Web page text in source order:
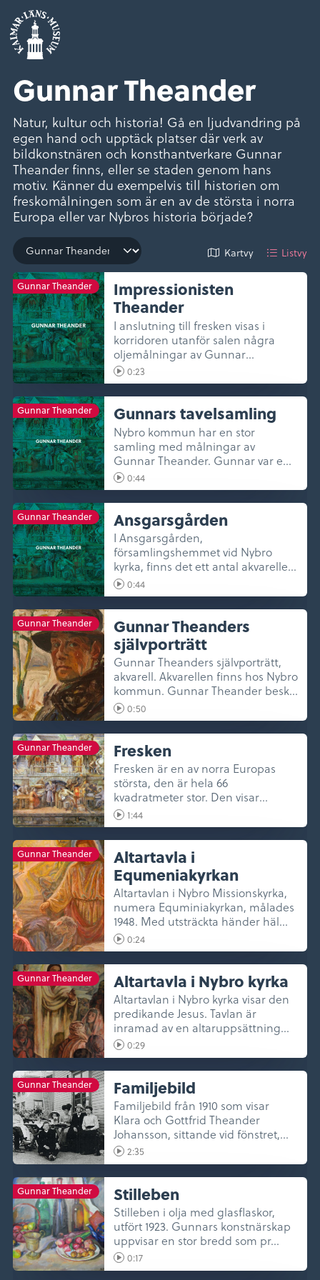
Gunnar Theander
Natur, kultur och historia! Gå en ljudvandring på
egen hand och upptäck platser där verk av
bildkonstnären och konsthantverkare Gunnar
Theander finns, eller se staden genom hans
motiv. Känner du exempelvis till historien om
freskomålningen som är en av de största i norra
Europa eller var Nybros historia började?
Kartvy Listvy
Gunnar Theander Impressionisten
Theander
I anslutning till fresken visas i
korridoren utanför salen några
oljemålningar av Gunnar
Theander...
0:23
Gunnar Theander Gunnars tavelsamling
Nybro kommun har en stor
samling med målningar av
Gunnar Theander. Gunnar var en
produktiv konstn...
0:44
Gunnar Theander Ansgarsgården
I Ansgarsgården,
församlingshemmet vid Nybro
kyrka, finns det ett antal akvareller
av Gunnar Thea...
0:44
Gunnar Theander Gunnar Theanders
självporträtt
Gunnar Theanders självporträtt,
akvarell. Akvarellen finns hos Nybro
kommun. Gunnar Theander besk...
0:50
Gunnar Theander Fresken
Fresken är en av norra Europas
största, den är hela 66
kvadratmeter stor. Den visar
Nybros histor...
1:44
Gunnar Theander Altartavla i
Equmeniakyrkan
Altartavlan i Nybro Missionskyrka,
numera Equminiakyrkan, målades
1948. Med utsträckta händer häl...
0:24
Gunnar Theander Altartavla i Nybro kyrka
Altartavlan i Nybro kyrka visar den
predikande Jesus. Tavlan är
inramad av en altaruppsättning
av...0:29
Gunnar Theander Familjebild
Familjebild från 1910 som visar
Klara och Gottfrid Theander
Johansson, sittande vid fönstret,
til...2:35
Gunnar Theander Stilleben
Stilleben i olja med glasflaskor,
utfört 1923. Gunnars konstnärskap
uppvisar en stor bredd som pr...
0:17